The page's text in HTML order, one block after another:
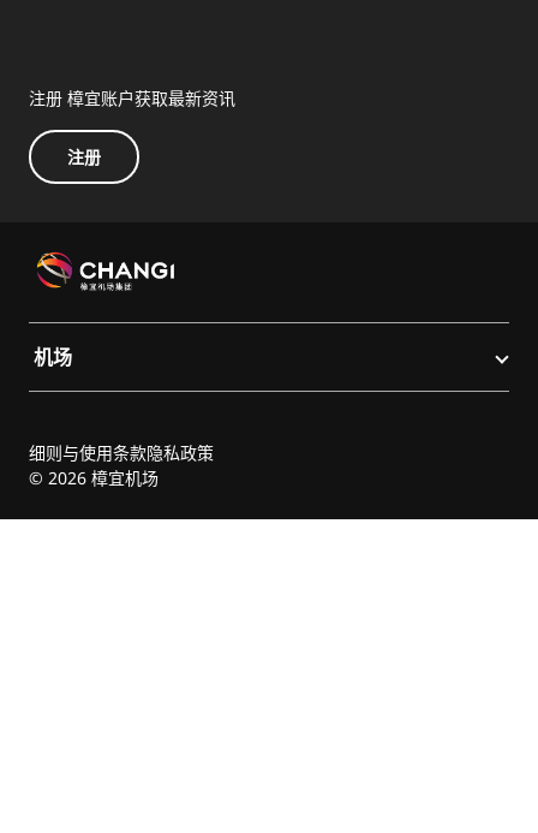
注册 樟宜账户获取最新资讯
注册
机场
细则与使用条款隐私政策
© 2026 樟宜机场